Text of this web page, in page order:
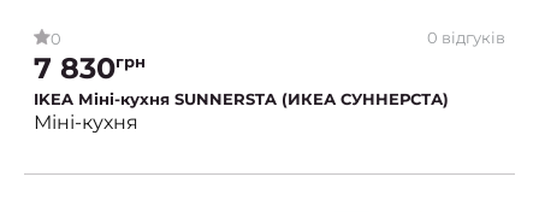
0 0 відгуків
7 830грн
IKEA Міні-кухня SUNNERSTA (ИКЕА СУННЕРСТА)
Міні-кухня